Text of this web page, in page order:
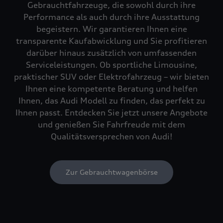
Gebrauchtfahrzeuge, die sowohl durch ihre
Performance als auch durch ihre Ausstattung
begeistern. Wir garantieren Ihnen eine
transparente Kaufabwicklung und Sie profitieren
darüber hinaus zusätzlich von umfassenden
Serviceleistungen. Ob sportliche Limousine,
praktischer SUV oder Elektrofahrzeug – wir bieten
Ihnen eine kompetente Beratung und helfen
Ihnen, das Audi Modell zu finden, das perfekt zu
Ihnen passt. Entdecken Sie jetzt unsere Angebote
und genießen Sie Fahrfreude mit dem
Qualitätsversprechen von Audi!
Zur Gebrauchtwagenbörse